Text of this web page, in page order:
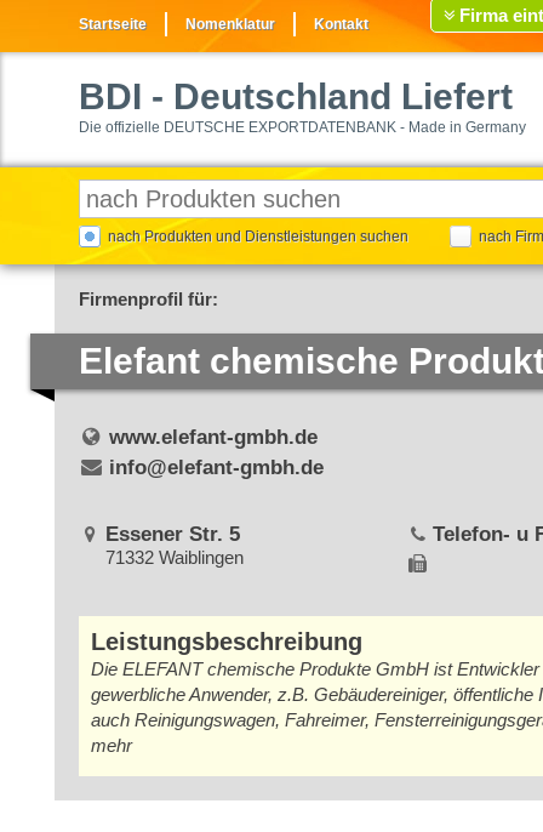
Startseite Nomenklatur Kontakt Firma
BDI - Deutschland Liefert
Die offizielle DEUTSCHE EXPORTDATENBANK - Made in Germany
nach Produkten und Dienstleistungen suchen nach
Firmenprofil für:
Elefant chemische
www.elefant-gmbh.de
info@elefant-gmbh.de
Essener Str. 5
71332 Waiblingen
Telefon- u
Leistungsbeschreibung
Die ELEFANT chemische Produkte GmbH ist
gewerbliche Anwender, z.B. Gebäudereiniger,
auch Reinigungswagen, Fahreimer,
mehr